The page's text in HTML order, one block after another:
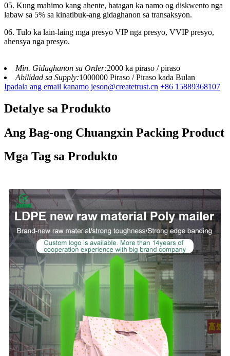
05. Kung mahimo kang ahente, hatagan ka namo og diskwento nga
labaw sa 5% sa kinatibuk-ang gidaghanon sa transaksyon.
06. Tulo ka lain-laing mga presyo VIP nga presyo, VVIP presyo,
ahensya nga presyo.
Min. Gidaghanon sa Order:2000 ka piraso / piraso
Abilidad sa Supply:1000000 Piraso / Piraso kada Bulan
Ipadala ang email kanamo jeson@createtrust.cn +86 15889368107
Detalye sa Produkto
Ang Bag-ong Chuangxin Packing Product
Mga Tag sa Produkto